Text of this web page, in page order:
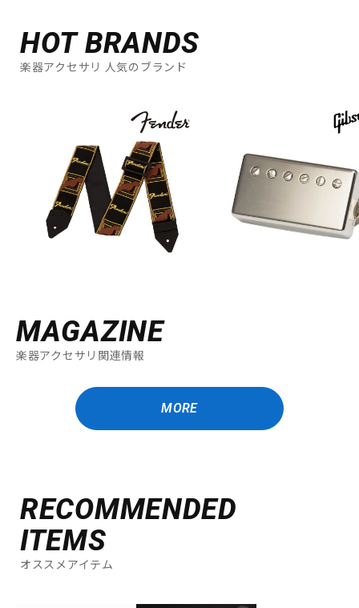
HOT BRANDS
楽器アクセサリ 人気のブランド
MAGAZINE
楽器アクセサリ関連情報
MORE
RECOMMENDED
ITEMS
オススメアイテム